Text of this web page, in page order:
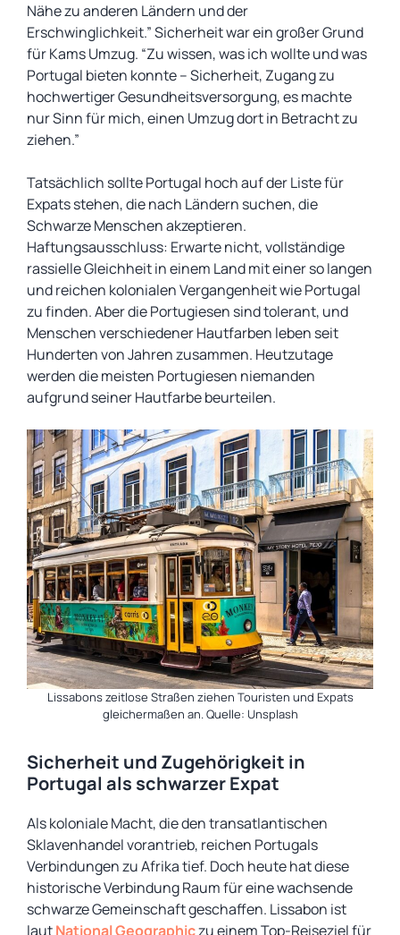
Nähe zu anderen Ländern und der
Erschwinglichkeit.” Sicherheit war ein großer Grund
für Kams Umzug. “Zu wissen, was ich wollte und was
Portugal bieten konnte – Sicherheit, Zugang zu
hochwertiger Gesundheitsversorgung, es machte
nur Sinn für mich, einen Umzug dort in Betracht zu
ziehen.”
Tatsächlich sollte Portugal hoch auf der Liste für
Expats stehen, die nach Ländern suchen, die
Schwarze Menschen akzeptieren.
Haftungsausschluss: Erwarte nicht, vollständige
rassielle Gleichheit in einem Land mit einer so langen
und reichen kolonialen Vergangenheit wie Portugal
zu finden. Aber die Portugiesen sind tolerant, und
Menschen verschiedener Hautfarben leben seit
Hunderten von Jahren zusammen. Heutzutage
werden die meisten Portugiesen niemanden
aufgrund seiner Hautfarbe beurteilen.
Lissabons zeitlose Straßen ziehen Touristen und Expats
gleichermaßen an. Quelle: Unsplash
Sicherheit und Zugehörigkeit in
Portugal als schwarzer Expat
Als koloniale Macht, die den transatlantischen
Sklavenhandel vorantrieb, reichen Portugals
Verbindungen zu Afrika tief. Doch heute hat diese
historische Verbindung Raum für eine wachsende
schwarze Gemeinschaft geschaffen. Lissabon ist
lautNational Geographiczu einem Top-Reiseziel für